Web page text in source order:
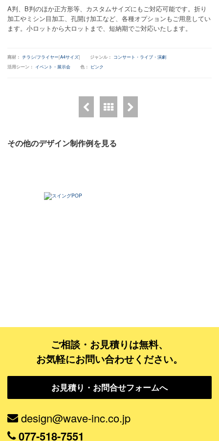
A判、B判のほか正方形等、カスタムサイズにもご対応可能です。折り
加工やミシン目加工、孔開け加工など、各種オプションもご用意してい
ます。小ロットから大ロットまで、短納期でご対応いたします。
商材： チラシ/フライヤー[A4サイズ] ジャンル： コンサート・ライブ・演劇
活用シーン： イベント・展示会 色： ピンク
その他のデザイン制作例を見る
ご相談・お見積りは無料、
お気軽にお問い合わせください。
お見積り・お問合せフォームへ
design@wave-inc.co.jp
077-518-7551